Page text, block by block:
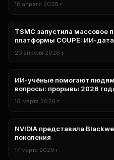
18 апреля 2026 г.
нейросети
TSMC запустила массовое
платформы COUPE: ИИ-
20 апреля 2026 г.
Исследования
ИИ-учёные помогают
вопросы: прорывы 2026
16 марта 2026 г.
Технологии
NVIDIA представила
поколения
17 марта 2026 г.